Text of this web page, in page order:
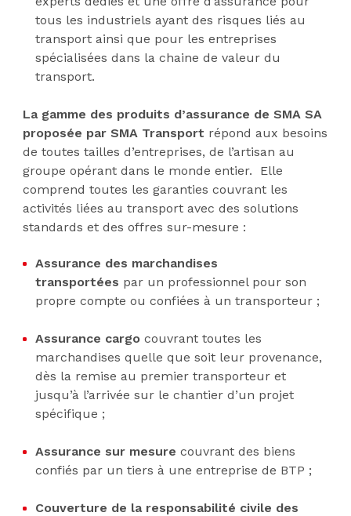
tous les industriels ayant des risques liés au
transport ainsi que pour les entreprises
spécialisées dans la chaine de valeur du
transport.
La gamme des produits d’assurance de SMA SA
proposée par SMA Transport répond aux besoins
de toutes tailles d’entreprises, de l’artisan au
groupe opérant dans le monde entier. Elle
comprend toutes les garanties couvrant les
activités liées au transport avec des solutions
standards et des offres sur-mesure :
Assurance des marchandises
transportées par un professionnel pour son
propre compte ou confiées à un transporteur ;
Assurance cargo couvrant toutes les
marchandises quelle que soit leur provenance,
dès la remise au premier transporteur et
jusqu’à l’arrivée sur le chantier d’un projet
spécifique ;
Assurance sur mesure couvrant des biens
confiés par un tiers à une entreprise de BTP ;
Couverture de la responsabilité civile des